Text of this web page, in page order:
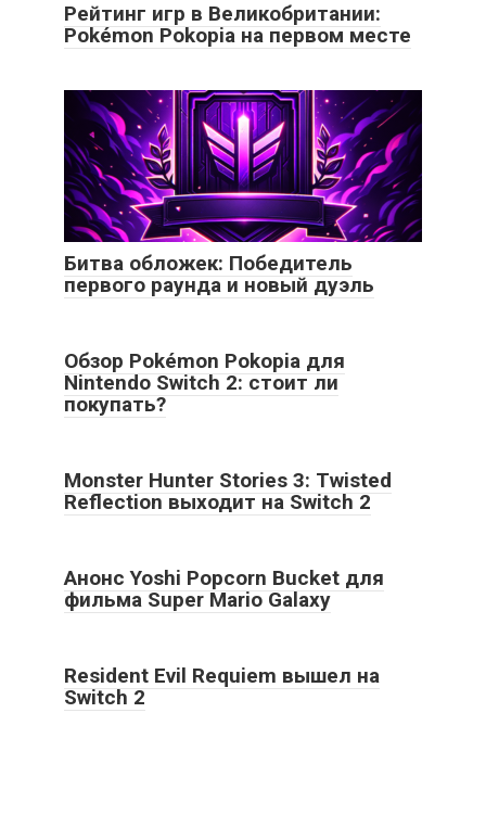
Рейтинг игр в Великобритании:
Pokémon Pokopia на первом месте
Битва обложек: Победитель
первого раунда и новый дуэль
Обзор Pokémon Pokopia для
Nintendo Switch 2: стоит ли
покупать?
Monster Hunter Stories 3: Twisted
Reflection выходит на Switch 2
Анонс Yoshi Popcorn Bucket для
фильма Super Mario Galaxy
Resident Evil Requiem вышел на
Switch 2